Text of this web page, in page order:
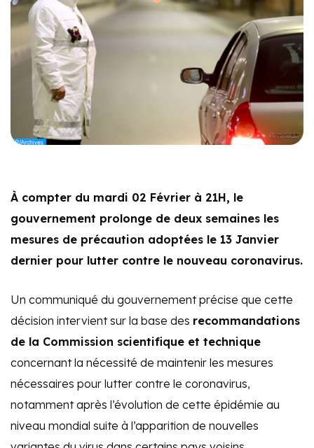
À compter du mardi 02 Février à 21H, le
gouvernement prolonge de deux semaines les
mesures de précaution adoptées le 13 Janvier
dernier pour lutter contre le nouveau coronavirus.
Un communiqué du gouvernement précise que cette
décision intervient sur la base des recommandations
de la Commission scientifique et technique
concernant la nécessité de maintenir les mesures
nécessaires pour lutter contre le coronavirus,
notamment après l’évolution de cette épidémie au
niveau mondial suite à l’apparition de nouvelles